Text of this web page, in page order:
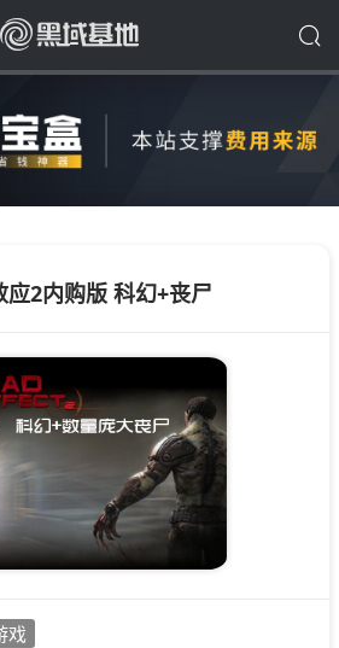
应2内购版 科幻+丧尸
戏